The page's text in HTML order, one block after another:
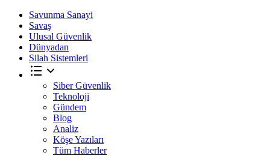
Savunma Sanayi
Savaş
Ulusal Güvenlik
Dünyadan
Silah Sistemleri
Siber Güvenlik
Teknoloji
Gündem
Blog
Analiz
Köşe Yazıları
Tüm Haberler